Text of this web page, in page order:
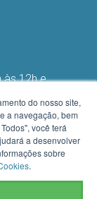
às 12h e
do nosso site,
a navegação, bem
você terá
a desenvolver
sobre
.